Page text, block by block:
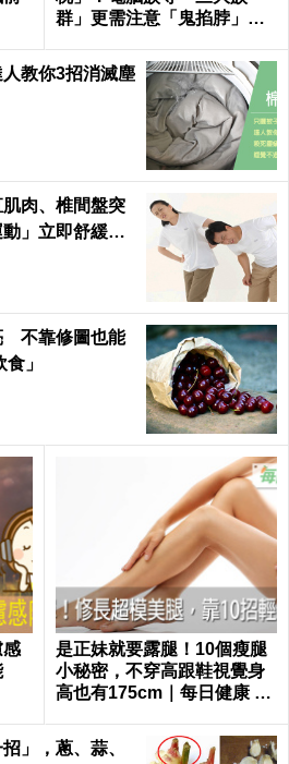
群」更需注意「鬼掐脖」！
教你3招消滅塵
肉、椎間盤突
」立即舒緩腰
不靠修圖也能
食」
感
是正妹就要露腿！10個瘦腿
小秘密，不穿高跟鞋視覺身
高也有175cm｜每日健康 He
」，蔥、蒜、